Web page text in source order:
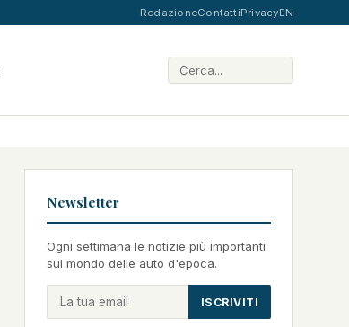
RedazioneContattiPrivacyEN
Newsletter
Ogni settimana le notizie più importanti
sul mondo delle auto d'epoca.
ISCRIVITI